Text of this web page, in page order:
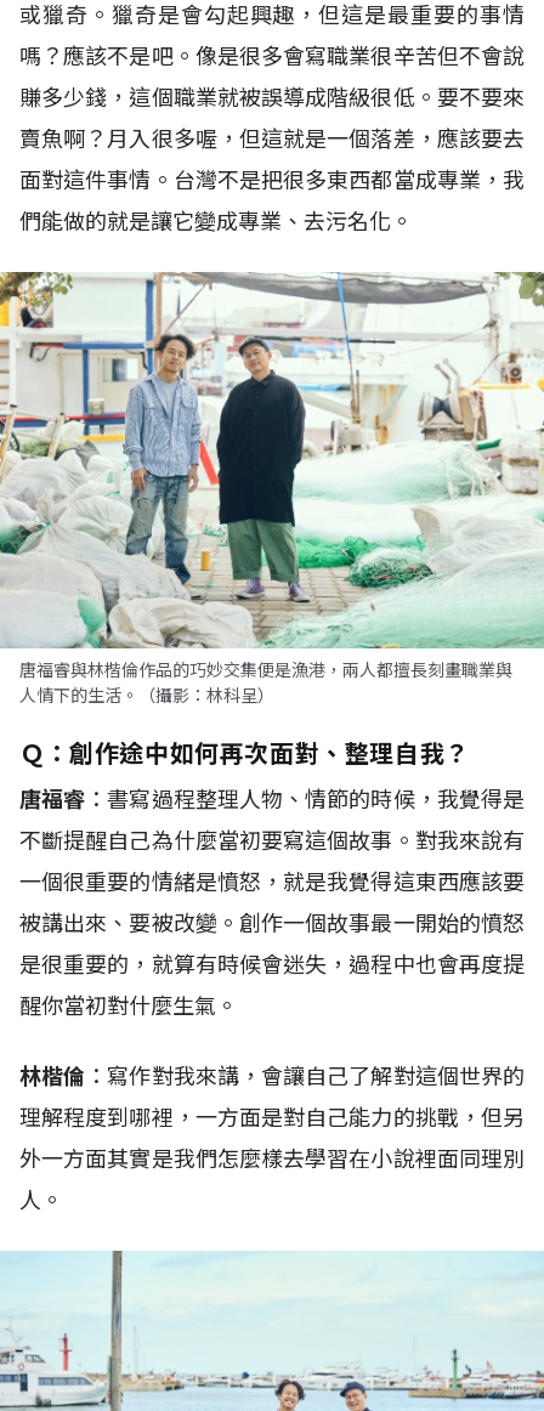
或獵奇。獵奇是會勾起興趣，但這是最重要的事情
嗎？應該不是吧。像是很多會寫職業很辛苦但不會說
賺多少錢，這個職業就被誤導成階級很低。要不要來
賣魚啊？月入很多喔，但這就是一個落差，應該要去
面對這件事情。台灣不是把很多東西都當成專業，我
們能做的就是讓它變成專業、去污名化。
唐福睿與林楷倫作品的巧妙交集便是漁港，兩人都擅長刻畫職業與
人情下的生活。（攝影：林科呈）
Ｑ：創作途中如何再次面對、整理自我？
唐福睿 ：書寫過程整理人物、情節的時候，我覺得是
不斷提醒自己為什麼當初要寫這個故事。對我來說有
一個很重要的情緒是憤怒，就是我覺得這東西應該要
被講出來、要被改變。創作一個故事最一開始的憤怒
是很重要的，就算有時候會迷失，過程中也會再度提
醒你當初對什麼生氣。
林楷倫 ：寫作對我來講，會讓自己了解對這個世界的
理解程度到哪裡，一方面是對自己能力的挑戰，但另
外一方面其實是我們怎麼樣去學習在小說裡面同理別
人。